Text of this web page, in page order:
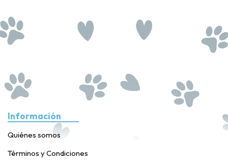
Información
Quiénes somos
Términos y Condiciones